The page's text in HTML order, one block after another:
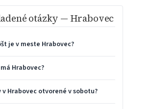
otázky — Hrabovec
je v meste Hrabovec?
má Hrabovec?
v Hrabovec otvorené v sobotu?